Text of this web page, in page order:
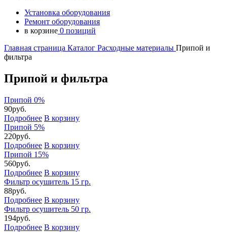
Установка оборудования
Ремонт оборудования
в корзине 0 позиций
Главная страница Каталог Расходные материалы Припой и
фильтра
Припой и фильтра
Припой 0%
90руб.
Подробнее В корзину
Припой 5%
220руб.
Подробнее В корзину
Припой 15%
560руб.
Подробнее В корзину
Фильтр осушитель 15 гр.
88руб.
Подробнее В корзину
Фильтр осушитель 50 гр.
194руб.
Подробнее В корзину